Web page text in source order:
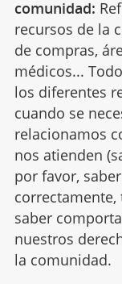
comunidad:
recursos de la
de compras,
médicos...
los diferentes
cuando se
relacionamos
nos atienden
por favor,
saber
nuestros
la comunidad.